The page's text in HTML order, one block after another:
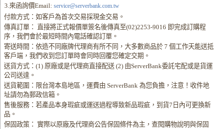
3.來函詢價Email: service@serverbank.com.tw
付款方式：如客戶為首次交易採現金交易。
傳真訂單： 直接將正式報價單簽名後傳真至(02)2253-9016 即完成訂購程
序，我們會於最短時間內電話確認訂單。
寄送時間：依造不同廠牌代理商有所不同，大多數商品於 7 個工作天能送抵
客戶端，我們收到您訂單時會同時回覆您確定交期。
送貨方式：(1) 原廠或是代理商直接配送 (2) 由ServerBank委託宅配或是貨運
公司送達。
送貨範圍：限台灣本島地區，運費由 ServerBank 為您負擔，注意！收件地
址請勿為郵政信箱。
售後服務：若產品本身瑕疵或運送過程導致新品瑕疵，到貨7日內可更換新
品。
保固政策： 實際以原廠及代理商公告保固條件為主，查閱購物說明與保固